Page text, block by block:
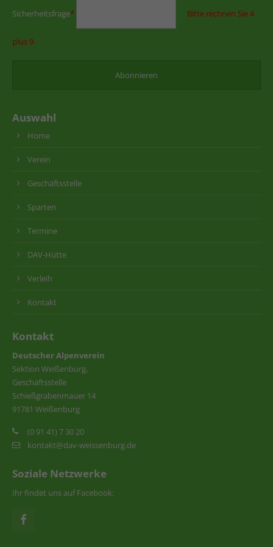
Sicherheitsfrage* Bitte rechnen Sie 4
plus 9.
Auswahl
Home
Verein
Geschäftsstelle
Sparten
Termine
DAV-Hütte
Verleih
Kontakt
Kontakt
Deutscher Alpenverein
Sektion Weißenburg,
Geschäftsstelle
Schießgrabenmauer 14
91781 Weißenburg
(0 91 41) 7 30 20
kontakt@dav-weissenburg.de
Soziale Netzwerke
Ihr findet uns auf Facebook: